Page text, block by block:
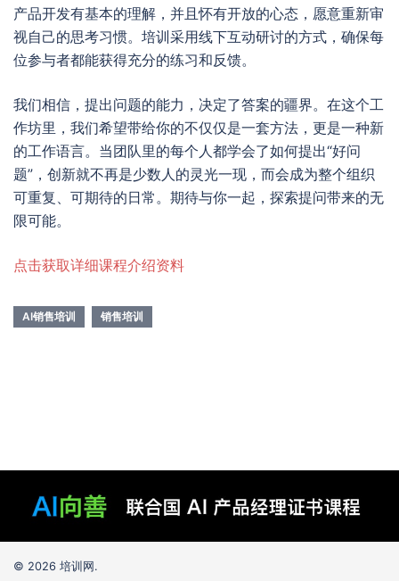
产品开发有基本的理解，并且怀有开放的心态，愿意重新审
视自己的思考习惯。培训采用线下互动研讨的方式，确保每
位参与者都能获得充分的练习和反馈。
我们相信，提出问题的能力，决定了答案的疆界。在这个工
作坊里，我们希望带给你的不仅仅是一套方法，更是一种新
的工作语言。当团队里的每个人都学会了如何提出“好问
题”，创新就不再是少数人的灵光一现，而会成为整个组织
可重复、可期待的日常。期待与你一起，探索提问带来的无
限可能。
点击获取详细课程介绍资料
AI销售培训 销售培训
© 2026 培训网.